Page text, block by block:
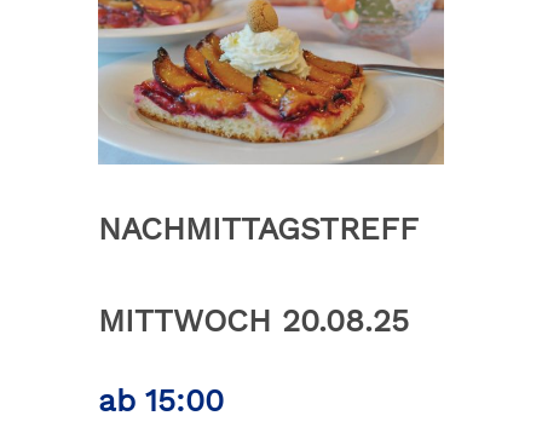
NACHMITTAGSTREFF
MITTWOCH 20.08.25
ab 15:00